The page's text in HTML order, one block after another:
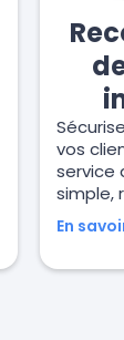
vos
service
simple,
En